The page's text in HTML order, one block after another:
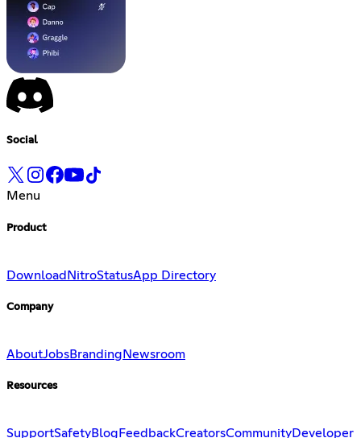
Social
Menu
Product
Download NitroStatusApp Directory
Company
AboutJobsBranding Newsroom
Resources
SupportSafetyBlog FeedbackCreatorsCommunityDeveloper